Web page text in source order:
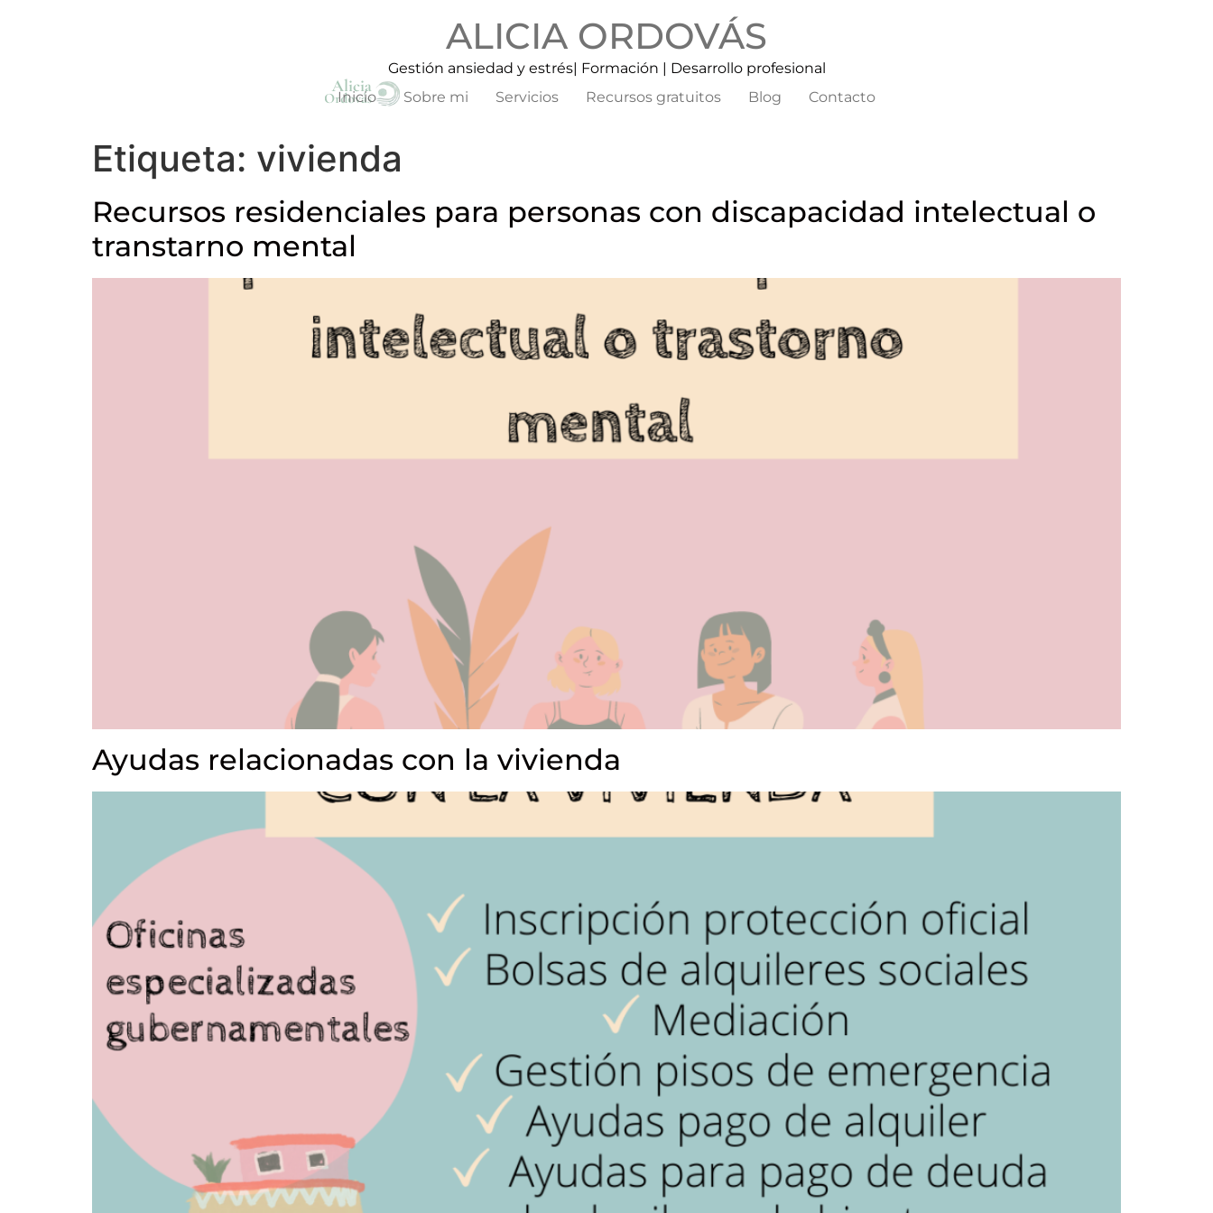
ALICIA ORDOVÁS
Gestión ansiedad y estrés| Formación | Desarrollo profesional
Inicio
Sobre mi Servicios Recursos gratuitos Blog Contacto
Etiqueta: vivienda
Recursos residenciales para personas con discapacidad intelectual o
transtarno mental
Ayudas relacionadas con la vivienda